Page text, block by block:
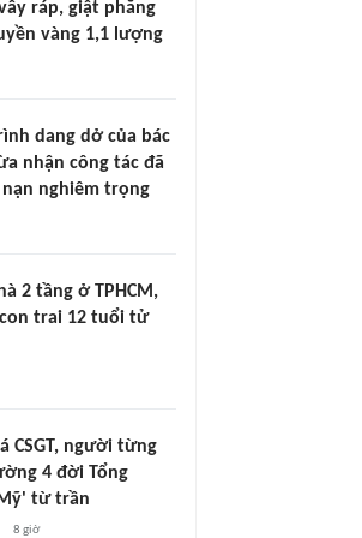
ráp, giật phăng
vàng 1,1 lượng
dang dở của bác
nhận công tác đã
nghiêm trọng
2 tầng ở TPHCM,
trai 12 tuổi tử
CSGT, người từng
4 đời Tổng
từ trần
8 giờ